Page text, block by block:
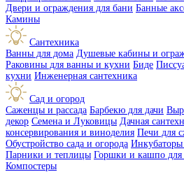
Двери и ограждения для бани Банные
Камины
Сантехника
Ванны для дома Душевые кабины и
Раковины для ванны и кухни Биде
кухни Инженерная сантехника
Сад и огород
Саженцы и рассада Барбекю для дачи
декор Семена и Луковицы Дачная
консервирования и виноделия Печи для
Обустройство сада и огорода Инкубаторы
Парники и теплицы Горшки и кашпо для
Компостеры